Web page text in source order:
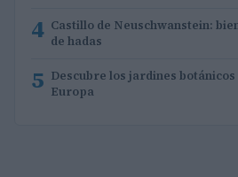
4 Castillo de Neuschwanstein:
de hadas
5 Descubre los jardines botánicos
Europa